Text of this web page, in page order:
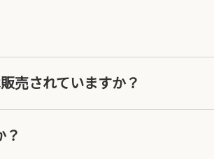
売されていますか？
？